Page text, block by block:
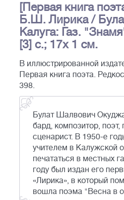
[Первая книга
Б.Ш. Лирика /
Калуга: Газ.
[3] с.; 17х 1 см.
В иллюстрированной
Первая книга поэта.
398.
Булат Шалвович
бард, композитор, поэт,
сценарист. В 1950-е
учителем в Калужской
печататься в местных
году был издан его
«Лирика», в который
вошла поэма "Весна в